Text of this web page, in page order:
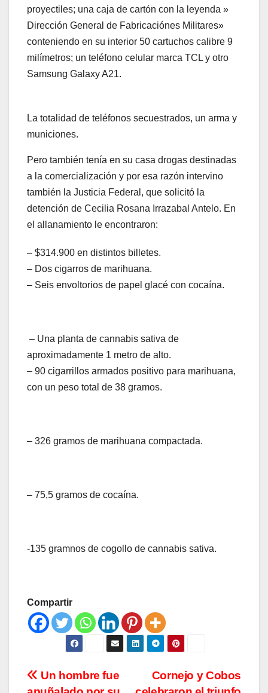
proyectiles; una caja de cartón con la leyenda »
Dirección General de Fabricaciónes Militares»
conteniendo en su interior 50 cartuchos calibre 9
milímetros; un teléfono celular marca TCL y otro
Samsung Galaxy A21.
La totalidad de teléfonos secuestrados, un arma y
municiones.
Pero también tenía en su casa drogas destinadas
a la comercialización y por esa razón intervino
también la Justicia Federal, que solicitó la
detención de Cecilia Rosana Irrazabal Antelo. En
el allanamiento le encontraron:
– $314.900 en distintos billetes.
– Dos cigarros de marihuana.
– Seis envoltorios de papel glacé con cocaína.
– Una planta de cannabis sativa de
aproximadamente 1 metro de alto.
– 90 cigarrillos armados positivo para marihuana,
con un peso total de 38 gramos.
– 326 gramos de marihuana compactada.
– 75,5 gramos de cocaína.
-135 gramnos de cogollo de cannabis sativa.
Compartir
Navegación
Cornejo y Cobos
Un hombre fue